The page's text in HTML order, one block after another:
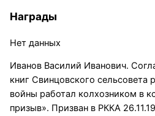
Награды
Нет данных
Иванов Василий Иванович.
книг Свинцовского сельсовета
войны работал колхозником в
призыв». Призван в РККА